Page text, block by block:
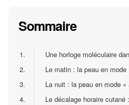
Sommaire
1.
Une horloge moléculaire
2.
Le matin : la peau en mode
3.
La nuit : la peau en mode
4.
Le décalage horaire cutané